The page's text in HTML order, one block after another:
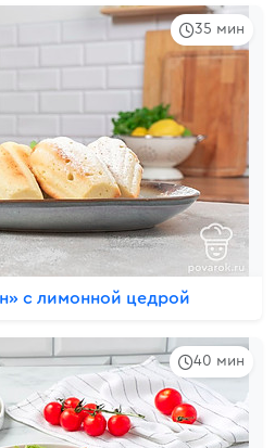
35 мин
с лимонной цедрой
40 мин